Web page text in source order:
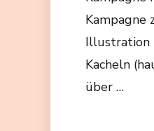
Kampagne
Illustration
Kacheln
über …